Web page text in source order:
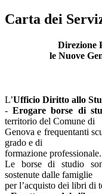
Carta dei
Direzione
le Nuove
L’Ufficio Diritto allo
-Erogare borse di
territorio del Comune di
Genova e frequentanti
grado e di
formazione professionale.
Le borse di studio
sostenute dalle famiglie
per l’acquisto dei libri di